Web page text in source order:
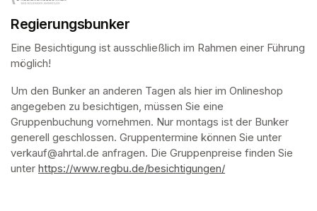
Regierungsbunker
Eine Besichtigung ist ausschließlich im Rahmen einer Führung
möglich!
Um den Bunker an anderen Tagen als hier im Onlineshop
angegeben zu besichtigen, müssen Sie eine
Gruppenbuchung vornehmen. Nur montags ist der Bunker
generell geschlossen. Gruppentermine können Sie unter
verkauf@ahrtal.de anfragen. Die Gruppenpreise finden Sie
unter https://www.regbu.de/besichtigungen/